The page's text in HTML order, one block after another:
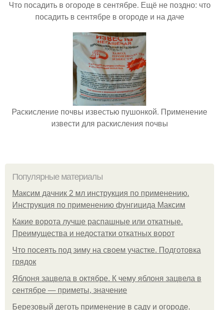
Что посадить в огороде в сентябре. Ещё не поздно: что
посадить в сентябре в огороде и на даче
Раскисление почвы известью пушонкой. Применение
извести для раскисления почвы
Популярные материалы
Максим дачник 2 мл инструкция по применению.
Инструкция по применению фунгицида Максим
Какие ворота лучше распашные или откатные.
Преимущества и недостатки откатных ворот
Что посеять под зиму на своем участке. Подготовка
грядок
Яблоня зацвела в октябре. К чему яблоня зацвела в
сентябре — приметы, значение
Березовый деготь применение в саду и огороде.